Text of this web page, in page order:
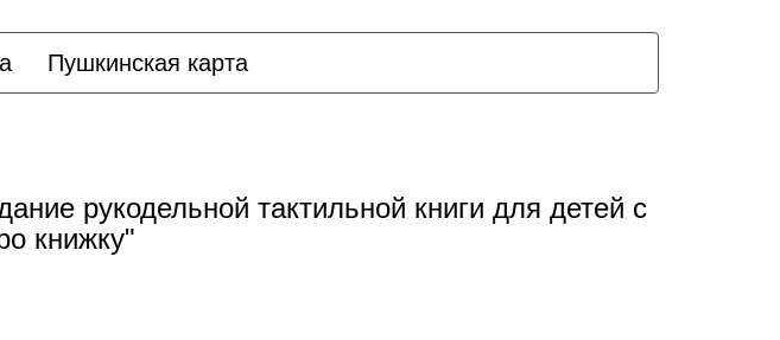
Пушкинская карта
рукодельной тактильной книги для детей с
книжку"